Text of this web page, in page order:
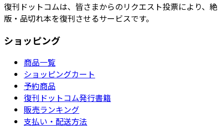
復刊ドットコムは、皆さまからのリクエスト投票により、絶
版・品切れ本を復刊させるサービスです。
ショッピング
商品一覧
ショッピングカート
予約商品
復刊ドットコム発行書籍
販売ランキング
支払い・配送方法